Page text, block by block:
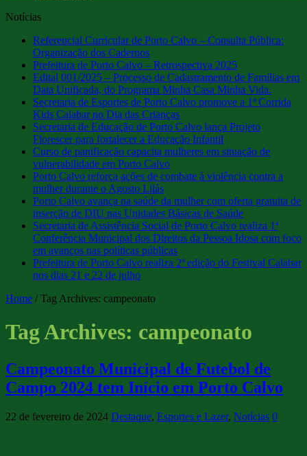
Notícias
Referencial Curricular de Porto Calvo – Consulta Pública:
Organização dos Cadernos
Prefeitura de Porto Calvo – Retrospectiva 2025
Edital 001/2025 – Processo de Cadastramento de Familias em
Data Unificada, do Programa Minha Casa Minha Vida.
Secretaria de Esportes de Porto Calvo promove a 1ª Corrida
Kids Calabar no Dia das Crianças
Secretaria de Educação de Porto Calvo lança Projeto
Florescer para fortalecer a Educação Infantil
Curso de panificação capacita mulheres em situação de
vulnerabilidade em Porto Calvo
Porto Calvo reforça ações de combate à violência contra a
mulher durante o Agosto Lilás
Porto Calvo avança na saúde da mulher com oferta gratuita de
inserção de DIU nas Unidades Básicas de Saúde
Secretaria de Assistência Social de Porto Calvo realiza 1ª
Conferência Municipal dos Direitos da Pessoa Idosa com foco
em avanços nas políticas públicas
Prefeitura de Porto Calvo realiza 2ª edição do Festival Calabar
nos dias 21 e 22 de julho
Home / Tag Archives: campeonato
Tag Archives: campeonato
Campeonato Municipal de Futebol de
Campo 2024 tem Início em Porto Calvo
22 de fevereiro de 2024 Destaque, Esportes e Lazer, Notícias 0